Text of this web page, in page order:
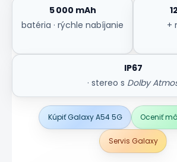
5 000 mAh
batéria · rýchle nabíjanie
+
IP67
· stereo s Dolby
Kúpiť Galaxy A54 5G Oceniť
Servis Galaxy